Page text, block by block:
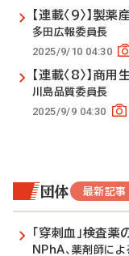
【連載〈9〉】製
多田広報委員長
2025/9/10 04:30
【連載〈8〉】商
川島品質委員長
2025/9/9 04:30
団体 最新記事
「穿刺血」検査
NPhA、薬剤師に